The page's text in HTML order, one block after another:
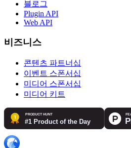
블로그
Plugin API
Web API
비즈니스
콘텐츠 파트너십
이벤트 스폰서십
미디어 스폰서십
미디어 키트